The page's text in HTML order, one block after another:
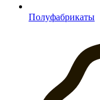
Полуфабрикаты